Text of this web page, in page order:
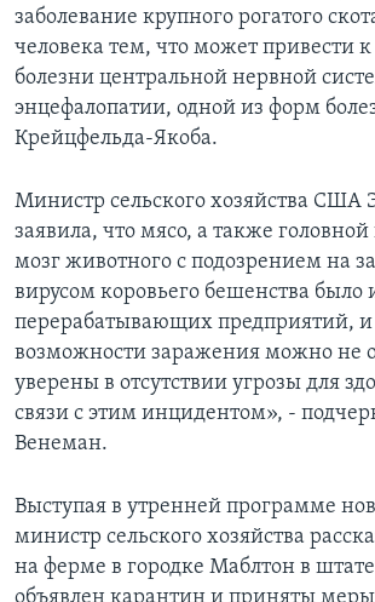
заболевание крупного рогатого
человека тем, что может привести
болезни центральной нервной
энцефалопатии, одной из форм
Крейцфельда-Якоба.
Министр сельского хозяйства США
заявила, что мясо, а также
мозг животного с подозрением на
вирусом коровьего бешенства было
перерабатывающих предприятий, и
возможности заражения можно не
уверены в отсутствии угрозы для
связи с этим инцидентом», -
Венеман.
Выступая в утренней программе
министр сельского хозяйства
на ферме в городке Маблтон в